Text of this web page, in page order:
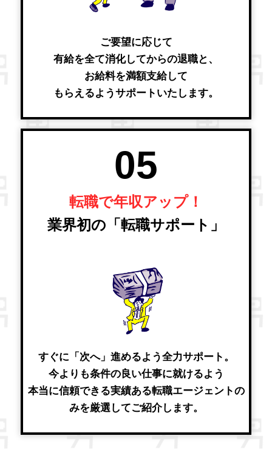
ご要望に応じて
有給を全て消化してからの退職と、
お給料を満額支給して
もらえるようサポートいたします。
05
転職で年収アップ！
業界初の「転職サポート」
すぐに「次へ」進めるよう全力サポート。
今よりも条件の良い仕事に就けるよう
本当に信頼できる実績ある転職エージェントの
みを厳選してご紹介します。